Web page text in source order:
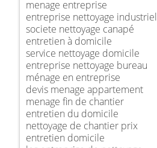
menage entreprise
entreprise nettoyage industriel
societe nettoyage canapé
entretien à domicile
service nettoyage domicile
entreprise nettoyage bureau
ménage en entreprise
devis menage appartement
menage fin de chantier
entretien du domicile
nettoyage de chantier prix
entretien domicile